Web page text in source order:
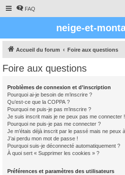
FAQ
neige-et-
Accueil du forum Foire aux questions
Foire aux questions
Problèmes de connexion et d’inscription
Pourquoi ai-je besoin de m’inscrire ?
Qu’est-ce que la COPPA ?
Pourquoi ne puis-je pas m’inscrire ?
Je suis inscrit mais je ne peux pas me connecter !
Pourquoi ne puis-je pas me connecter ?
Je m’étais déjà inscrit par le passé mais ne peux
J’ai perdu mon mot de passe !
Pourquoi suis-je déconnecté automatiquement ?
À quoi sert « Supprimer les cookies » ?
Préférences et paramètres des utilisateurs